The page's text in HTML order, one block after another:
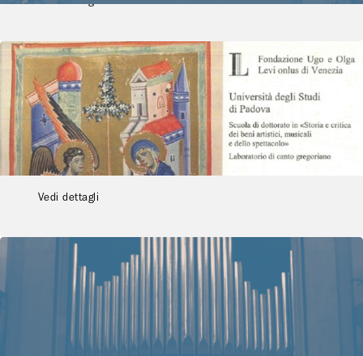
Concerto In die Annuntiationis –
In die Purificationis
18 aprile 2008 - 18 aprile 2008
Concerti
Vedi dettagli
Concerto dei vincitori del Concorso
Internazionale «Paul Hofhaimer»
19 agosto 2009- 19 agosto 2009
Concerti